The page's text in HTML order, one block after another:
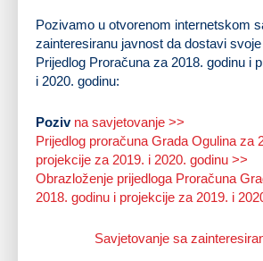
Pozivamo u otvorenom internetskom
zainteresiranu javnost da dostavi
Prijedlog Proračuna za 2018. godinu i
i 2020. godinu:
Poziv na savjetovanje >>
Prijedlog proračuna Grada Ogulina za
projekcije za 2019. i 2020. godinu >>
Obrazloženje prijedloga Proračuna
2018. godinu i projekcije za 2019. i
Savjetovanje sa